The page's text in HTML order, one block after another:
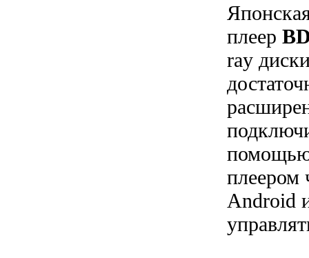
плеер
ray
помощью
плеером
Android